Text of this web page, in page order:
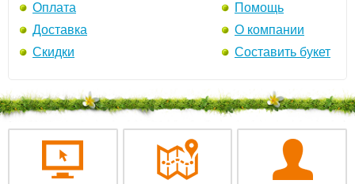
Оплата
Доставка
Скидки
Помощь
О компании
Составить букет